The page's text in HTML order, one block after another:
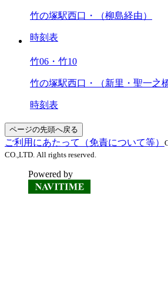
竹の塚駅西口・（柳島経由）
時刻表
竹06・竹10
竹の塚駅西口・（新里・聖一之
時刻表
ページの先頭へ戻る
ご利用にあたって（免責について等）
CO.,LTD. All rights reserved.
Powered by